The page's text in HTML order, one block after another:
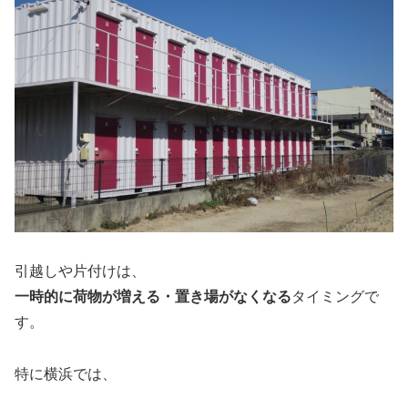
引越しや片付けは、
一時的に荷物が増える・置き場がなくなるタイミングで
す。
特に横浜では、